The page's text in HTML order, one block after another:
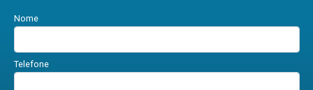
Nome
Telefone